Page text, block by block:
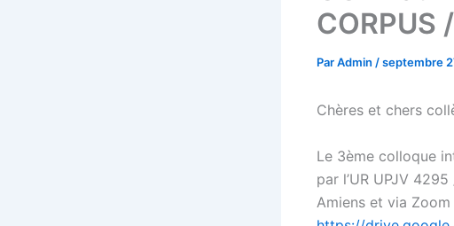
CORPUS
ParAdmin /septembre
Chères et chers
Le 3ème colloque
par l’UR UPJV
Amiens et via